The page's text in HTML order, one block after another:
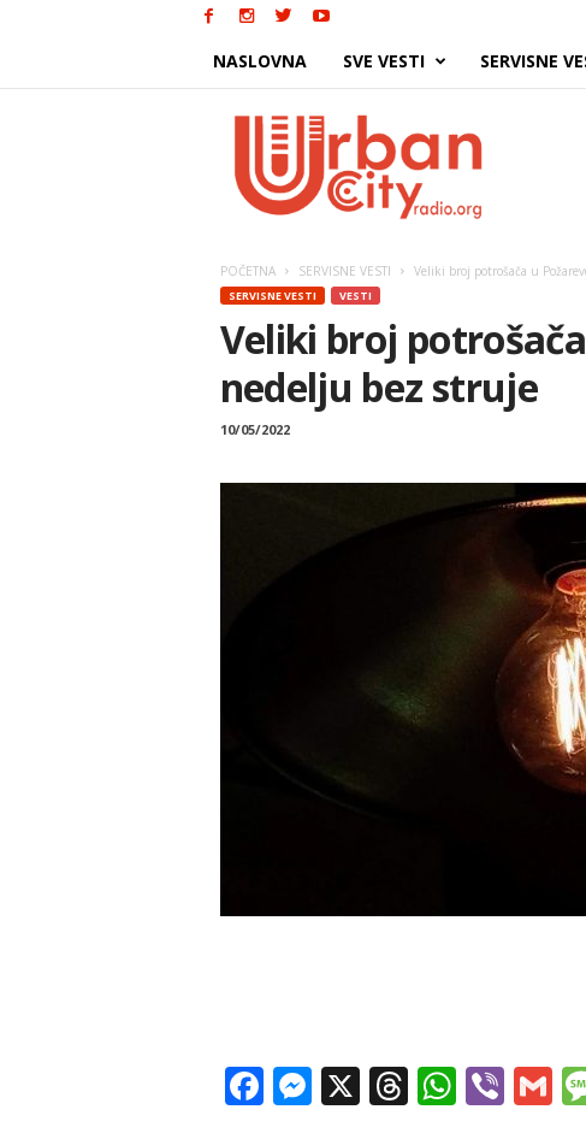
NASLOVNA SVE VESTI SERVISNE
POČETNA SERVISNE VESTI Veliki broj potrošača u
SERVISNE VESTI VESTI
Veliki broj
nedelju bez struje
10/05/2022
Facebook
Messenger
X Threads